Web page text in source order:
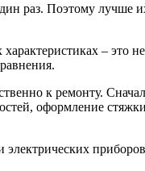
раз. Поэтому
– это
к ремонту.
оформление